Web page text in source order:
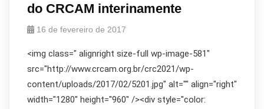
do CRCAM interinamente
16 de fevereiro de 2017
<img class=" alignright size-full wp-image-581"
src="http://www.crcam.org.br/crc2021/wp-
content/uploads/2017/02/5201.jpg" alt="" align="right"
width="1280" height="960" /><div style="color: